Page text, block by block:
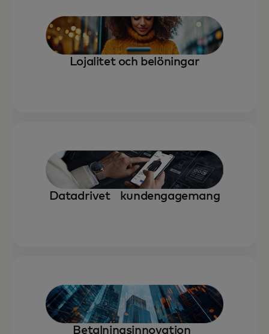
Lojalitet och belöningar
Datadrivet kundengagemang
Betalningsinnovation